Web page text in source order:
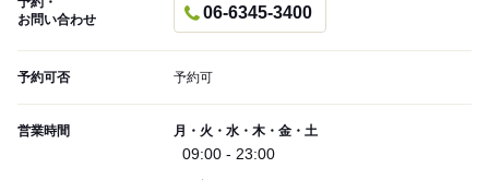
お問い合わせ
06-6345-3400
予約可否 予約可
営業時間 月・火・水・木・金・土
09:00 - 23:00